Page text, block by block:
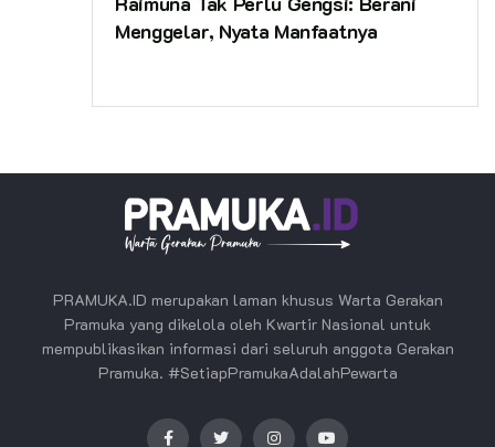
Menggelar, Nyata Manfaatnya
PRAMUKA.ID merupakan laman khusus Warta Gerakan
Pramuka yang dikelola oleh Kwartir Nasional untuk
mempublikasikan informasi dari seluruh anggota Gerakan
Pramuka. #SetiapPramukaAdalahPewarta